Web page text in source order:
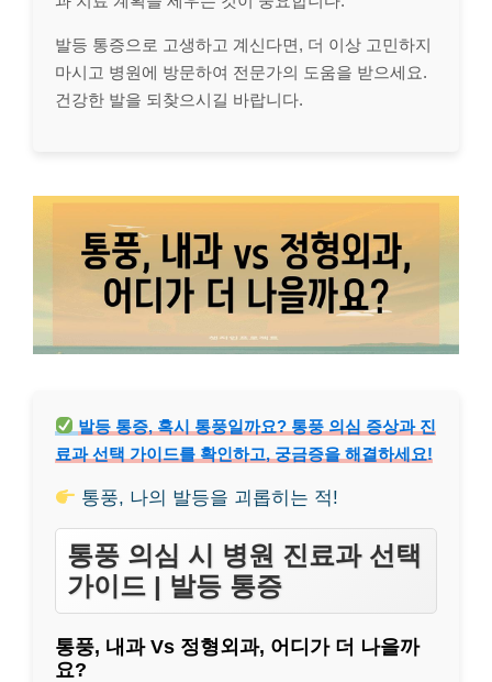
발등 통증으로 고생하고 계신다면, 더 이상 고민하지
마시고 병원에 방문하여 전문가의 도움을 받으세요.
건강한 발을 되찾으시길 바랍니다.
발등 통증, 혹시 통풍일까요? 통풍 의심 증상과 진
료과 선택 가이드를 확인하고, 궁금증을 해결하세요!
통풍, 나의 발등을 괴롭히는 적!
통풍 의심 시 병원 진료과 선택
가이드 | 발등 통증
통풍, 내과 Vs 정형외과, 어디가 더 나을까
요?